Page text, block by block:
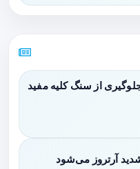
جلوگیری از سنگ کلیه مفید
آرتروز می‌شود